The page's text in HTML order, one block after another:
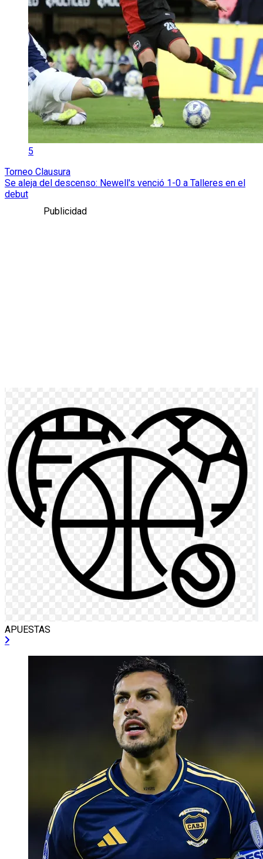
5
Torneo Clausura
Se aleja del descenso: Newell's venció 1-0 a Talleres en el
debut
Publicidad
APUESTAS